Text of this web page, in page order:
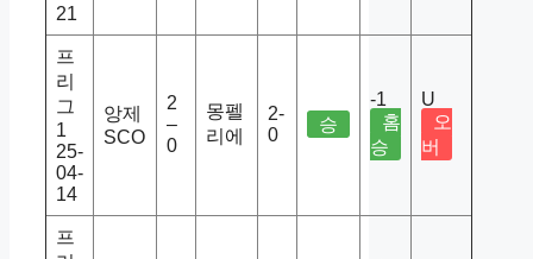
21
프
리
그
1
25-
04-
14
앙제
SCO
2
–
0
몽펠
리에
2-
0
승
-1
홈
승
U
오
버
프